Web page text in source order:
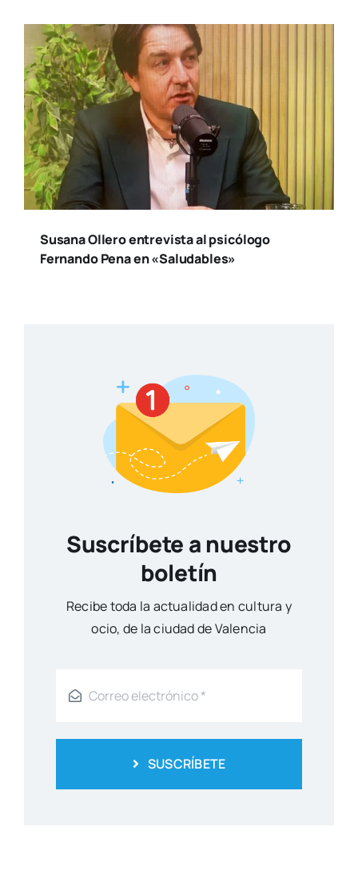
Susana Ollero entrevista al psicólogo
Fernando Pena en «Saludables»
Suscríbete a nuestro
boletín
Reci­be toda la actua­li­dad en cul­tu­ra y
ocio, de la ciu­dad de Valen­cia
SUSCRÍBETE